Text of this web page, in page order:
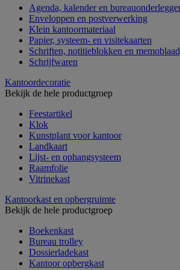
Agenda, kalender en
Enveloppen en postverwerking
Klein kantoormateriaal
Papier, systeem- en visitekaarten
Schriften, notitieblokken en
Schrijfwaren
Kantoordecoratie
Bekijk de hele productgroep
Feestartikel
Klok
Kunstplant voor kantoor
Landkaart
Lijst- en ophangsysteem
Raamfolie
Vitrinekast
Kantoorkast en opbergruimte
Bekijk de hele productgroep
Boekenkast
Bureau trolley
Dossierladekast
Kantoor opbergkast